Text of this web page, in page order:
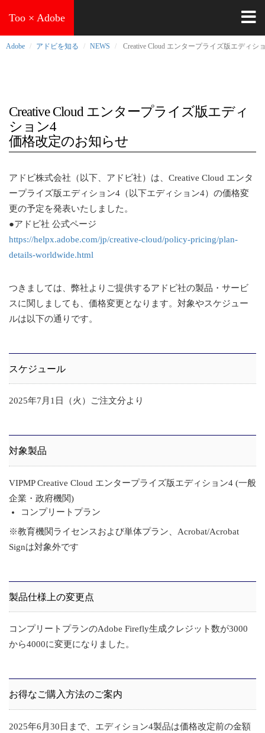
Too × Adobe
Adobe アドビを知る NEWS Creative Cloud エンタープライズ版エディシ
Creative Cloud エンタープライズ版エディ
ション4
価格改定のお知らせ
アドビ株式会社（以下、アドビ社）は、Creative Cloud エンタ
ープライズ版エディション4（以下エディション4）の価格変
更の予定を発表いたしました。
●アドビ社 公式ページ
https://helpx.adobe.com/jp/creative-cloud/policy-pricing/plan-
details-worldwide.html
つきましては、弊社よりご提供するアドビ社の製品・サービ
スに関しましても、価格変更となります。対象やスケジュー
ルは以下の通りです。
スケジュール
2025年7月1日（火）ご注文分より
対象製品
VIPMP Creative Cloud エンタープライズ版エディション4 (一般
企業・政府機関)
コンプリートプラン
※教育機関ライセンスおよび単体プラン、Acrobat/Acrobat
Signは対象外です
製品仕様上の変更点
コンプリートプランのAdobe Firefly生成クレジット数が3000
から4000に変更になりました。
お得なご購入方法のご案内
2025年6月30日まで、エディション4製品は価格改定前の金額